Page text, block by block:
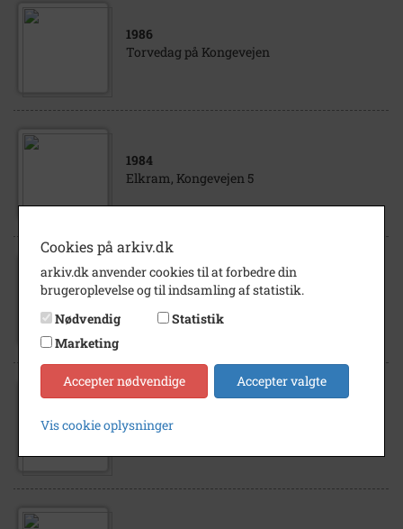
1986
Torvedag på Kongevejen
1984
Elkram, Kongevejen 5
1987
Jul på Kongevejen
Cookies på arkiv.dk
arkiv.dk anvender cookies til at forbedre din
brugeroplevelse og til indsamling af statistik.
Nødvendig
Statistik
Marketing
Accepter nødvendige Accepter valgte
Vis cookie oplysninger